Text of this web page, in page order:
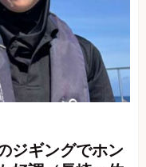
ジギングでホン